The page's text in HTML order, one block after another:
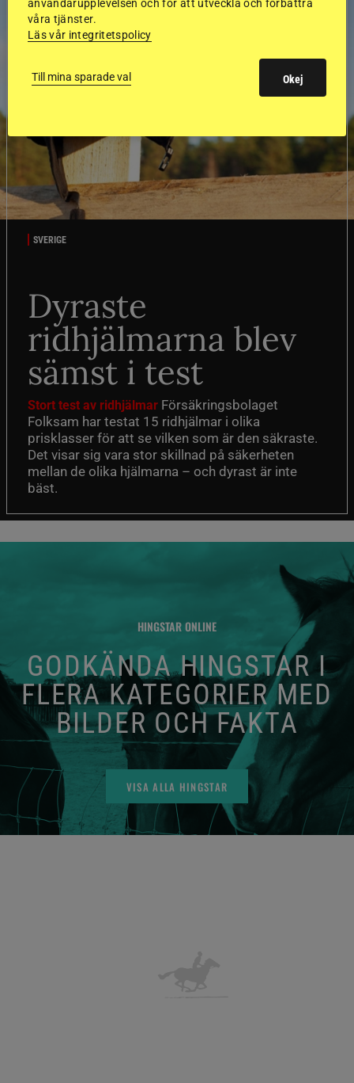
SVERIGE
Dyraste
ridhjälmarna blev
sämst i test
Stort test av ridhjälmar Försäkringsbolaget
Folksam har testat 15 ridhjälmar i olika
prisklasser för att se vilken som är den säkraste.
Det visar sig vara stor skillnad på säkerheten
mellan de olika hjälmarna – och dyrast är inte
bäst.
HINGSTAR ONLINE
GODKÄNDA HINGSTAR I
FLERA KATEGORIER MED
BILDER OCH FAKTA
VISA ALLA HINGSTAR
användarupplevelsen och för att utveckla och förbättra
våra tjänster.
Läs vår integritetspolicy
Till mina sparade val Okej